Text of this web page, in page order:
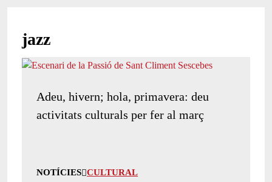
jazz
Adeu, hivern; hola, primavera: deu
activitats culturals per fer al març
NOTÍCIES CULTURAL